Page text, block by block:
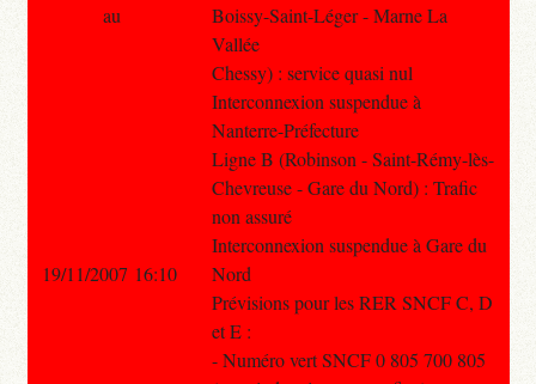
Boissy-Saint-Léger - Marne La
Vallée
Chessy) : service quasi nul
Interconnexion suspendue à
Nanterre-Préfecture
Ligne B (Robinson - Saint-Rémy-lès-
Chevreuse - Gare du Nord) : Trafic
non assuré
Interconnexion suspendue à Gare du
Nord
Prévisions pour les RER SNCF C, D
et E :
- Numéro vert SNCF 0 805 700 805
au
19/11/2007 16:10